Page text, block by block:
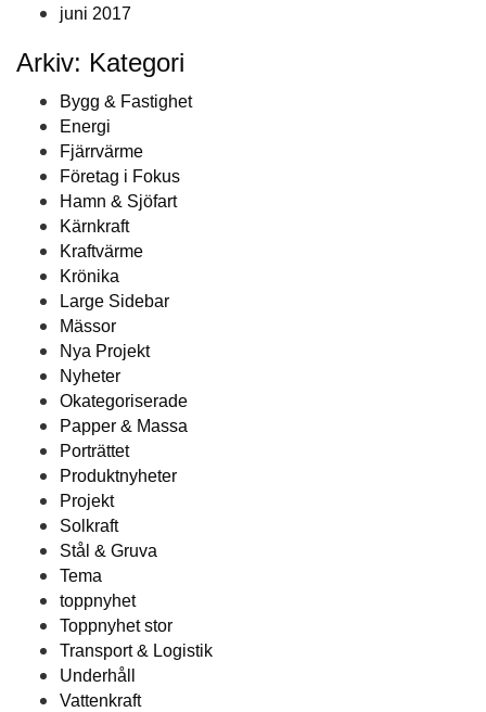
juni 2017
Arkiv: Kategori
Bygg & Fastighet
Energi
Fjärrvärme
Företag i Fokus
Hamn & Sjöfart
Kärnkraft
Kraftvärme
Krönika
Large Sidebar
Mässor
Nya Projekt
Nyheter
Okategoriserade
Papper & Massa
Porträttet
Produktnyheter
Projekt
Solkraft
Stål & Gruva
Tema
toppnyhet
Toppnyhet stor
Transport & Logistik
Underhåll
Vattenkraft